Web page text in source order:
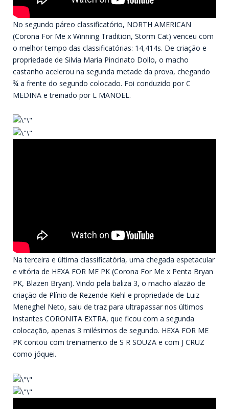
No segundo páreo classificatório, NORTH AMERICAN
(Corona For Me x Winning Tradition, Storm Cat) venceu com
o melhor tempo das classificatórias: 14,414s. De criação e
propriedade de Silvia Maria Pincinato Dollo, o macho
castanho acelerou na segunda metade da prova, chegando
¾ a frente do segundo colocado. Foi conduzido por C
MEDINA e treinado por L MANOEL.
Na terceira e última classificatória, uma chegada espetacular
e vitória de HEXA FOR ME PK (Corona For Me x Penta Bryan
PK, Blazen Bryan). Vindo pela baliza 3, o macho alazão de
criação de Plínio de Rezende Kiehl e propriedade de Luiz
Meneghel Neto, saiu de traz para ultrapassar nos últimos
instantes CORONITA EXTRA, que ficou com a segunda
colocação, apenas 3 milésimos de segundo. HEXA FOR ME
PK contou com treinamento de S R SOUZA e com J CRUZ
como jóquei.